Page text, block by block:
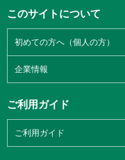
このサイトについて
初めての方へ（個人の方）
企業情報
ご利用ガイド
ご利用ガイド